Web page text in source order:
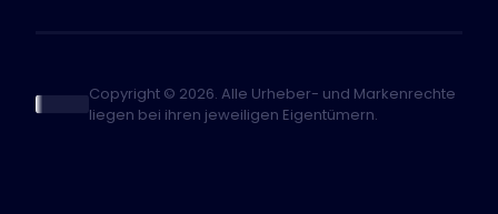
Copyright © 2026. Alle Urheber- und Markenrechte
liegen bei ihren jeweiligen Eigentümern.